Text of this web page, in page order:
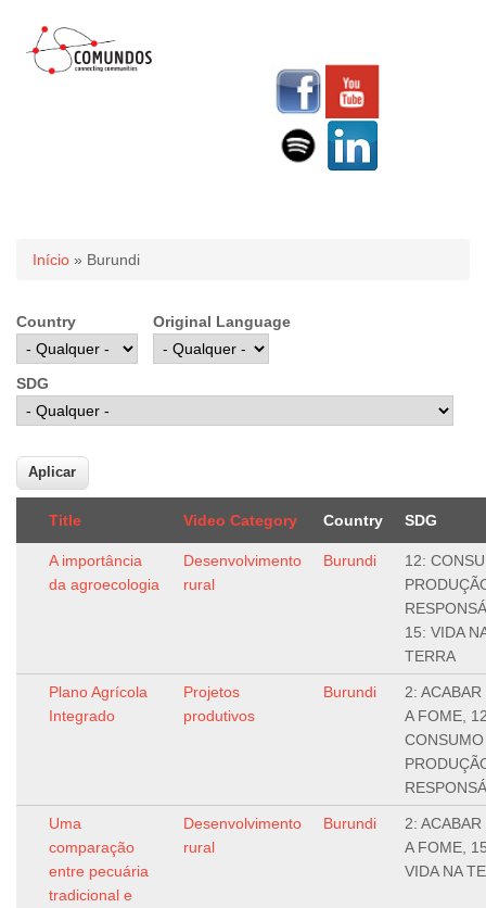
Você está aqui
Início » Burundi
Country Original Language
SDG
Title Video Category Country SDG
A importância
da agroecologia
Desenvolvimento
rural
Burundi
12:
15: VIDA
TERRA
Plano Agrícola
Integrado
Projetos
produtivos
Burundi
2:
A FOME,
Uma
comparação
entre pecuária
tradicional e
Desenvolvimento
rural
Burundi
2:
A FOME,
VIDA NA